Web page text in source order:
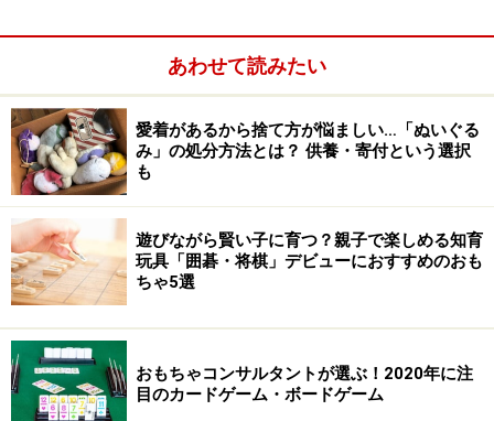
あわせて読みたい
愛着があるから捨て方が悩ましい…「ぬいぐる
み」の処分方法とは？ 供養・寄付という選択
も
遊びながら賢い子に育つ？親子で楽しめる知育
玩具「囲碁・将棋」デビューにおすすめのおも
ちゃ5選
おもちゃコンサルタントが選ぶ！2020年に注
目のカードゲーム・ボードゲーム